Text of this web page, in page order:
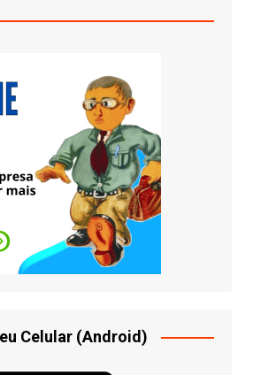
Celular (Android)